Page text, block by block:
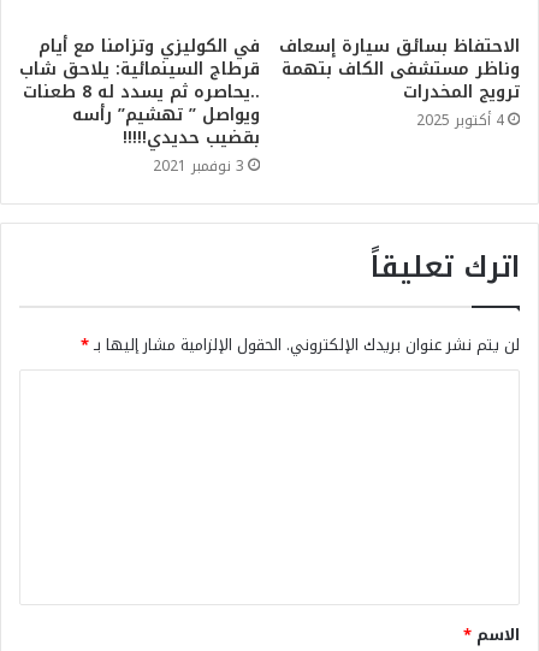
الاحتفاظ بسائق سيارة إسعاف
وناظر مستشفى الكاف بتهمة
ترويج المخدرات
4 أكتوبر 2025
في الكوليزي وتزامنا مع أيام
قرطاج السينمائية: يلاحق شاب
..يحاصره ثم يسدد له 8 طعنات
ويواصل ” تهشيم” رأسه
بقضيب حديدي!!!!!
3 نوفمبر 2021
اترك تعليقاً
لن يتم نشر عنوان بريدك الإلكتروني. الحقول الإلزامية مشار إليها بـ*
الاسم *